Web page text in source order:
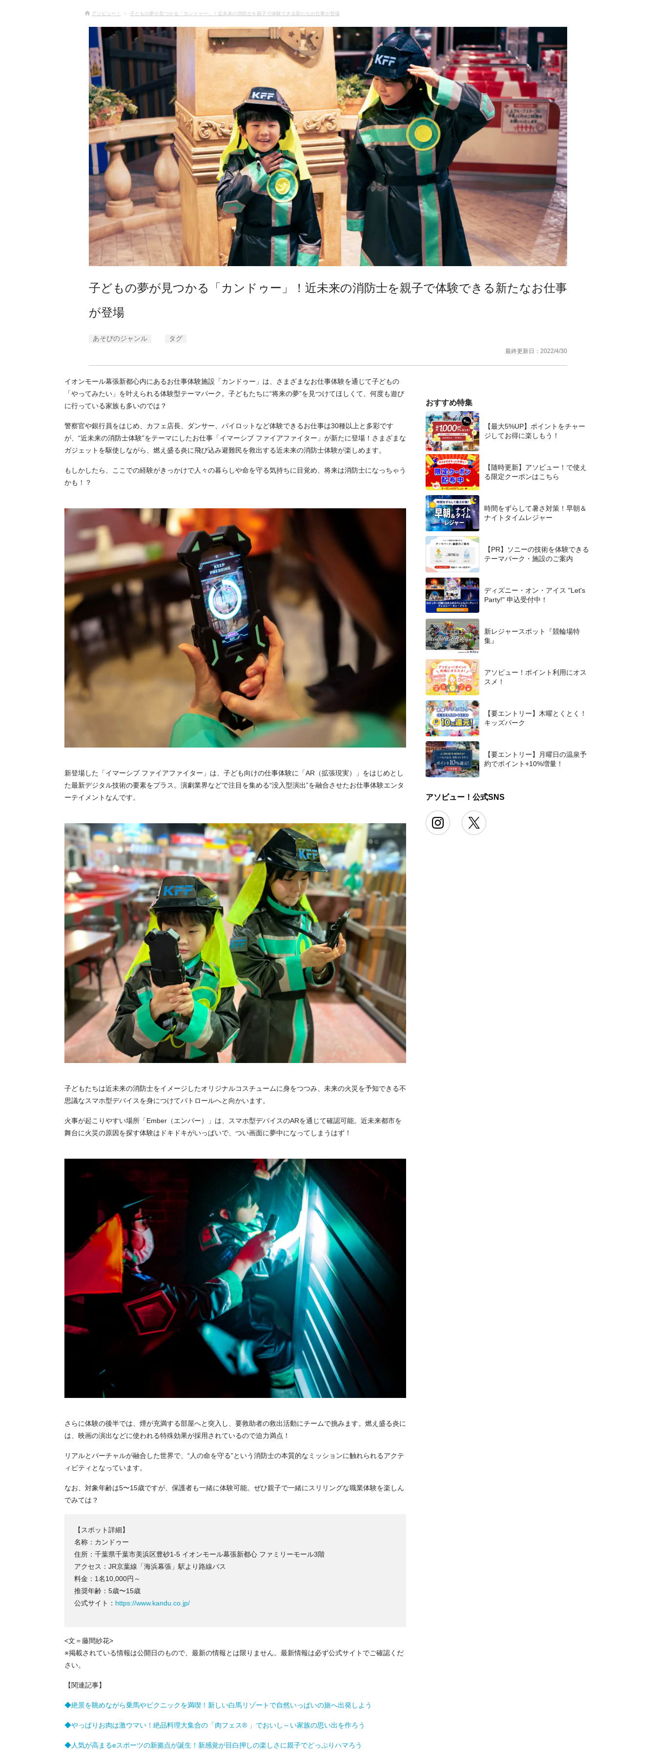
アソビュー！ 子どもの夢が見つかる「カンドゥー」！近未来の消防士を親子で体験できる新たなお仕事が登場
子どもの夢が見つかる「カンドゥー」！近未来の消防士を親子で体験できる新たなお仕事
が登場
あそびのジャンル タグ
最終更新日： 2022/4/30
イオンモール幕張新都心内にあるお仕事体験施設「カンドゥー」は、さまざまなお仕事体験を通じて子どもの
「やってみたい」を叶えられる体験型テーマパーク。子どもたちに“将来の夢”を見つけてほしくて、何度も遊び
に行っている家族も多いのでは？
警察官や銀行員をはじめ、カフェ店長、ダンサー、パイロットなど体験できるお仕事は30種以上と多彩です
が、“近未来の消防士体験”をテーマにしたお仕事「イマーシブ ファイアファイター」が新たに登場！さまざまな
ガジェットを駆使しながら、燃え盛る炎に飛び込み避難民を救出する近未来の消防士体験が楽しめます。
もしかしたら、ここでの経験がきっかけで人々の暮らしや命を守る気持ちに目覚め、将来は消防士になっちゃう
かも！？
新登場した「イマーシブ ファイアファイター」は、子ども向けの仕事体験に「AR（拡張現実）」をはじめとし
た最新デジタル技術の要素をプラス。演劇業界などで注目を集める“没入型演出”を融合させたお仕事体験エンタ
ーテイメントなんです。
子どもたちは近未来の消防士をイメージしたオリジナルコスチュームに身をつつみ、未来の火災を予知できる不
思議なスマホ型デバイスを身につけてパトロールへと向かいます。
火事が起こりやすい場所「Ember（エンバー）」は、スマホ型デバイスのARを通じて確認可能。近未来都市を
舞台に火災の原因を探す体験はドキドキがいっぱいで、つい画面に夢中になってしまうはず！
さらに体験の後半では、煙が充満する部屋へと突入し、要救助者の救出活動にチームで挑みます。燃え盛る炎に
は、映画の演出などに使われる特殊効果が採用されているので迫力満点！
リアルとバーチャルが融合した世界で、“人の命を守る”という消防士の本質的なミッションに触れられるアクテ
ィビティとなっています。
なお、対象年齢は5〜15歳ですが、保護者も一緒に体験可能。ぜひ親子で一緒にスリリングな職業体験を楽しん
でみては？
【スポット詳細】
名称：カンドゥー
住所：千葉県千葉市美浜区豊砂1-5 イオンモール幕張新都心 ファミリーモール3階
アクセス：JR京葉線「海浜幕張」駅より路線バス
料金：1名10,000円～
推奨年齢：5歳〜15歳
公式サイト： https://www.kandu.co.jp/
<文＝藤間紗花>
※掲載されている情報は公開日のもので、最新の情報とは限りません。最新情報は必ず公式サイトでご確認くだ
さい。
【関連記事】
◆絶景を眺めながら乗馬やピクニックを満喫！新しい白馬リゾートで自然いっぱいの旅へ出発しよう
◆やっぱりお肉は激ウマい！絶品料理大集合の「肉フェス® 」でおいし～い家族の思い出を作ろう
◆人気が高まるeスポーツの新拠点が誕生！新感覚が目白押しの楽しさに親子でどっぷりハマろう
おすすめ特集
【最大5%UP】ポイントをチャー
ジしてお得に楽しもう！
【随時更新】アソビュー！で使え
る限定クーポンはこちら
時間をずらして暑さ対策！早朝＆
ナイトタイムレジャー
【PR】ソニーの技術を体験できる
テーマパーク・施設のご案内
ディズニー・オン・アイス "Let's
Party!" 申込受付中！
新レジャースポット『競輪場特
集』
アソビュー！ポイント利用にオス
スメ！
【要エントリー】木曜とくとく！
キッズパーク
【要エントリー】月曜日の温泉予
約でポイント+10%増量！
アソビュー！公式SNS